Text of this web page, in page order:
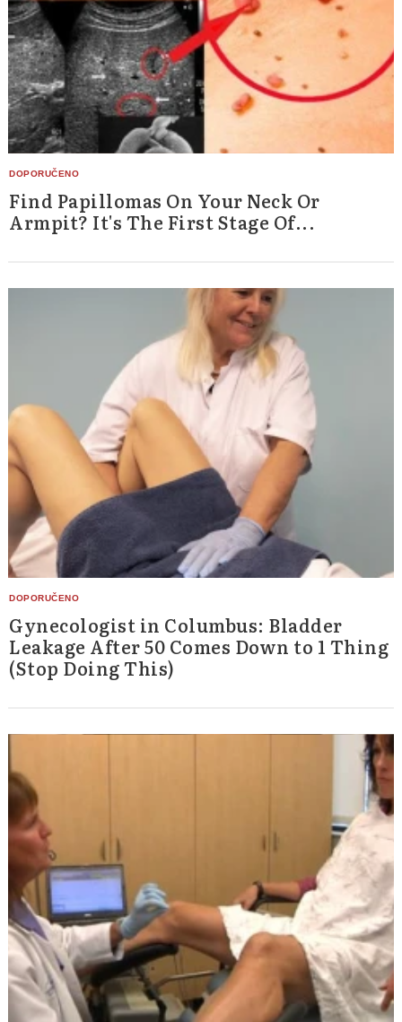
Find Papillomas On Your Neck Or
Armpit? It's The First Stage Of...
Gynecologist in Columbus: Bladder
Leakage After 50 Comes Down to 1 Thing
(Stop Doing This)